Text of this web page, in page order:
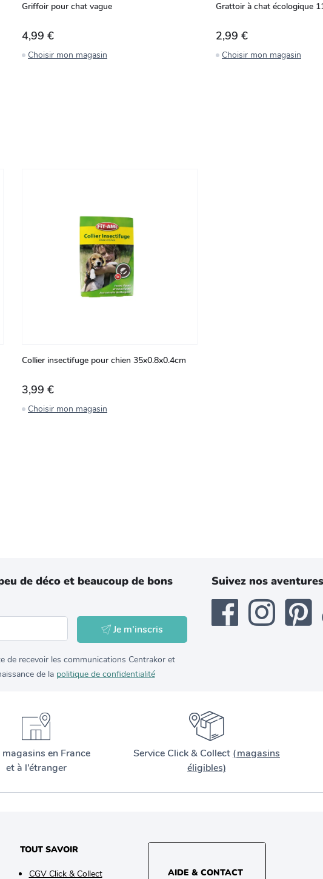
Griffoir pour chat vague
4,99 €
Choisir mon magasin
Grattoir à chat écologique
2,99 €
Choisir mon magasin
Collier insectifuge pour chien 35x0.8x0.4cm
3,99 €
Choisir mon magasin
de déco et beaucoup de bons
Je m'inscris
de recevoir les communications Centrakor et
de la politique de confidentialité
Suivez nos aventures
en France
et à l’étranger
Service Click & Collect (magasins
éligibles)
TOUT SAVOIR
CGV Click & Collect AIDE & CONTACT